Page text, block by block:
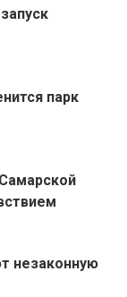
парк
незаконную